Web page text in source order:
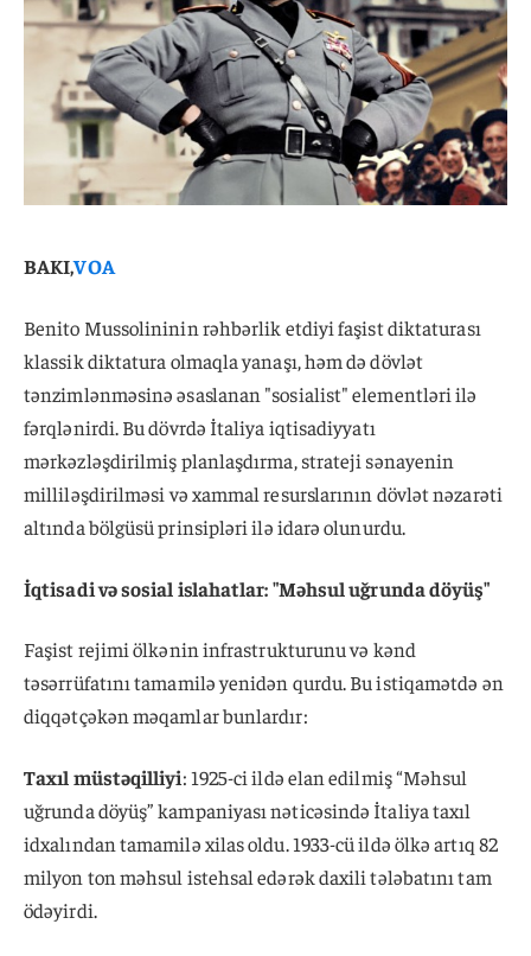
BAKI,VOA
Benito Mussolininin rəhbərlik etdiyi faşist diktaturası
klassik diktatura olmaqla yanaşı, həm də dövlət
tənzimlənməsinə əsaslanan "sosialist" elementləri ilə
fərqlənirdi. Bu dövrdə İtaliya iqtisadiyyatı
mərkəzləşdirilmiş planlaşdırma, strateji sənayenin
milliləşdirilməsi və xammal resurslarının dövlət nəzarəti
altında bölgüsü prinsipləri ilə idarə olunurdu.
İqtisadi və sosial islahatlar: "Məhsul uğrunda döyüş"
Faşist rejimi ölkənin infrastrukturunu və kənd
təsərrüfatını tamamilə yenidən qurdu. Bu istiqamətdə ən
diqqətçəkən məqamlar bunlardır:
Taxıl müstəqilliyi: 1925-ci ildə elan edilmiş “Məhsul
uğrunda döyüş” kampaniyası nəticəsində İtaliya taxıl
idxalından tamamilə xilas oldu. 1933-cü ildə ölkə artıq 82
milyon ton məhsul istehsal edərək daxili tələbatını tam
ödəyirdi.